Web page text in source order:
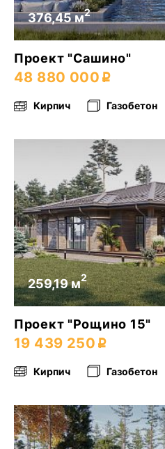
376,45 м2
Проект "Сашино"
48 880 000
Кирпич Газобетон
259,19 м2
Проект "Рощино 15"
19 439 250
Кирпич Газобетон